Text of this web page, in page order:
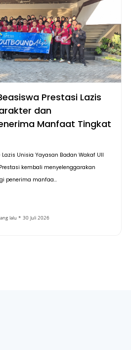
Prestasi Lazis
dan
Manfaat Tingkat
Unisia Yayasan Badan Wakaf UII
kembali menyelenggarakan
penerima manfaa...
lalu * 30 Juli 2026